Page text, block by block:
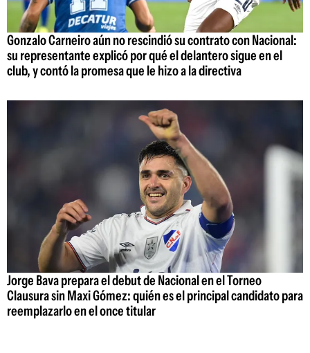
Gonzalo Carneiro aún no rescindió su contrato con Nacional:
su representante explicó por qué el delantero sigue en el
club, y contó la promesa que le hizo a la directiva
Jorge Bava prepara el debut de Nacional en el Torneo
Clausura sin Maxi Gómez: quién es el principal candidato para
reemplazarlo en el once titular